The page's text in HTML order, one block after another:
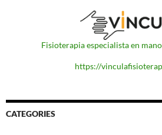
Fisioterapia especialista en
https://
CATEGORIES